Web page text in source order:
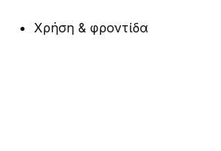
Χρήση & φροντίδα